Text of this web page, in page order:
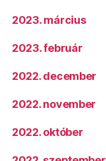
2023. március
2023. február
2022. december
2022. november
2022. október